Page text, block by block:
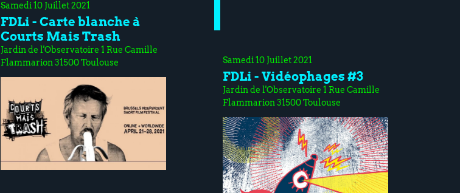
Samedi 10 Juillet 2021
FDLi - Carte blanche à
Courts Mais Trash
Jardin de l'Observatoire 1 Rue Camille
Flammarion 31500 Toulouse
Samedi 10 Juillet 2021
FDLi - Vidéophages #3
Jardin de l'Observatoire 1 Rue Camille
Flammarion 31500 Toulouse